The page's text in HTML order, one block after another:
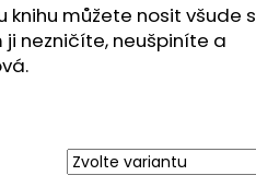
knihu můžete nosit všude s
nezničíte, neušpiníte a